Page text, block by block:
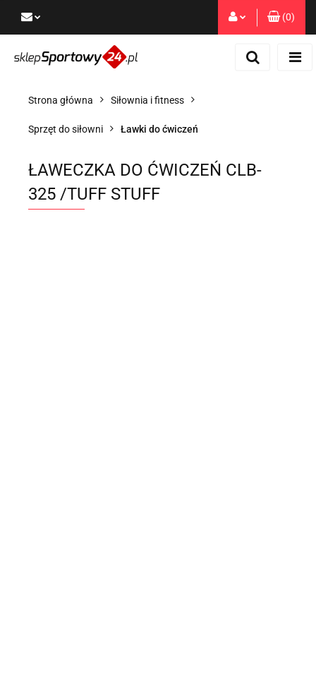
Dodaj zgłoszenie
(0)
Strona główna Siłownia i fitness
Sprzęt do siłowni Ławki do ćwiczeń
ŁAWECZKA DO ĆWICZEŃ CLB-
325 /TUFF STUFF